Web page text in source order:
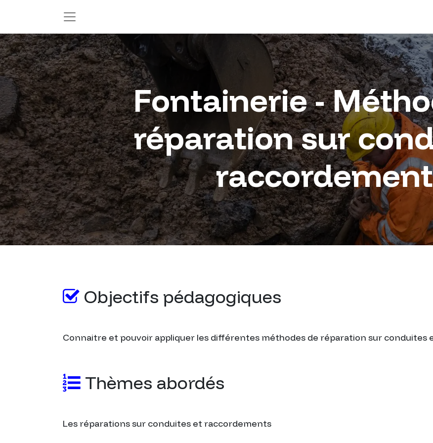
Fontainerie -
réparation sur
Objectifs pédagogiques
Connaitre et pouvoir appliquer les différentes méthodes de réparation sur conduites
Thèmes abordés
Les réparations sur conduites et raccordements